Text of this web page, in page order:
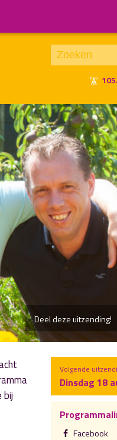
21.00
Je
«
Deel deze uitzending!
bij
Volgende
Dinsdag 18
Facebook